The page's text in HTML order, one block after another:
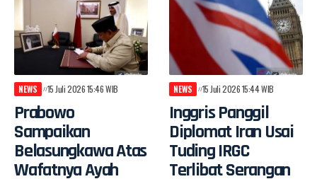
NEWS 15 Juli 2026 15:46 WIB
Prabowo
Sampaikan
Belasungkawa Atas
Wafatnya Ayah
NEWS 15 Juli 2026 15:44 WIB
Inggris Panggil
Diplomat Iran Usai
Tuding IRGC
Terlibat Serangan